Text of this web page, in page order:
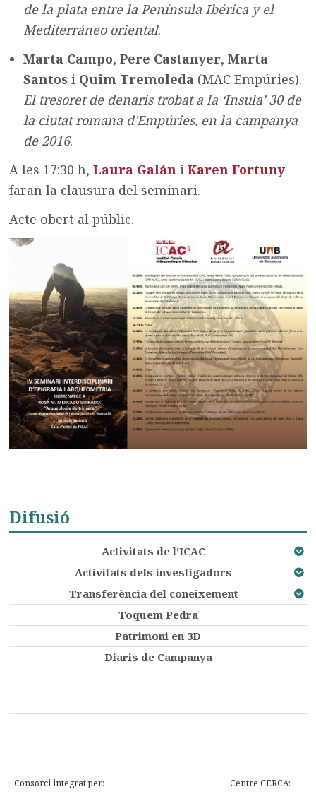
de la plata entre la Península Ibérica y el
Mediterráneo oriental.
Marta Campo,Pere Castanyer,Marta
Santos i Quim Tremoleda (MAC Empúries).
El tresoret de denaris trobat a la ‘Insula’ 30 de
la ciutat romana d’Empúries, en la campanya
de 2016.
A les 17:30 h,Laura Galán iKaren Fortuny
faran la clausura del seminari.
Acte obert al públic.
Difusió
Activitats de l’ICAC
Activitats dels investigadors
Transferència del coneixement
Toquem Pedra
Patrimoni en 3D
Diaris de Campanya
Consorci integrat per: Centre CERCA: